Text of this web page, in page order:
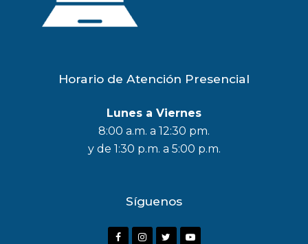
Horario de Atención Presencial
Lunes a Viernes
8:00 a.m. a 12:30 pm.
y de 1:30 p.m. a 5:00 p.m.
Síguenos
F
I
Y